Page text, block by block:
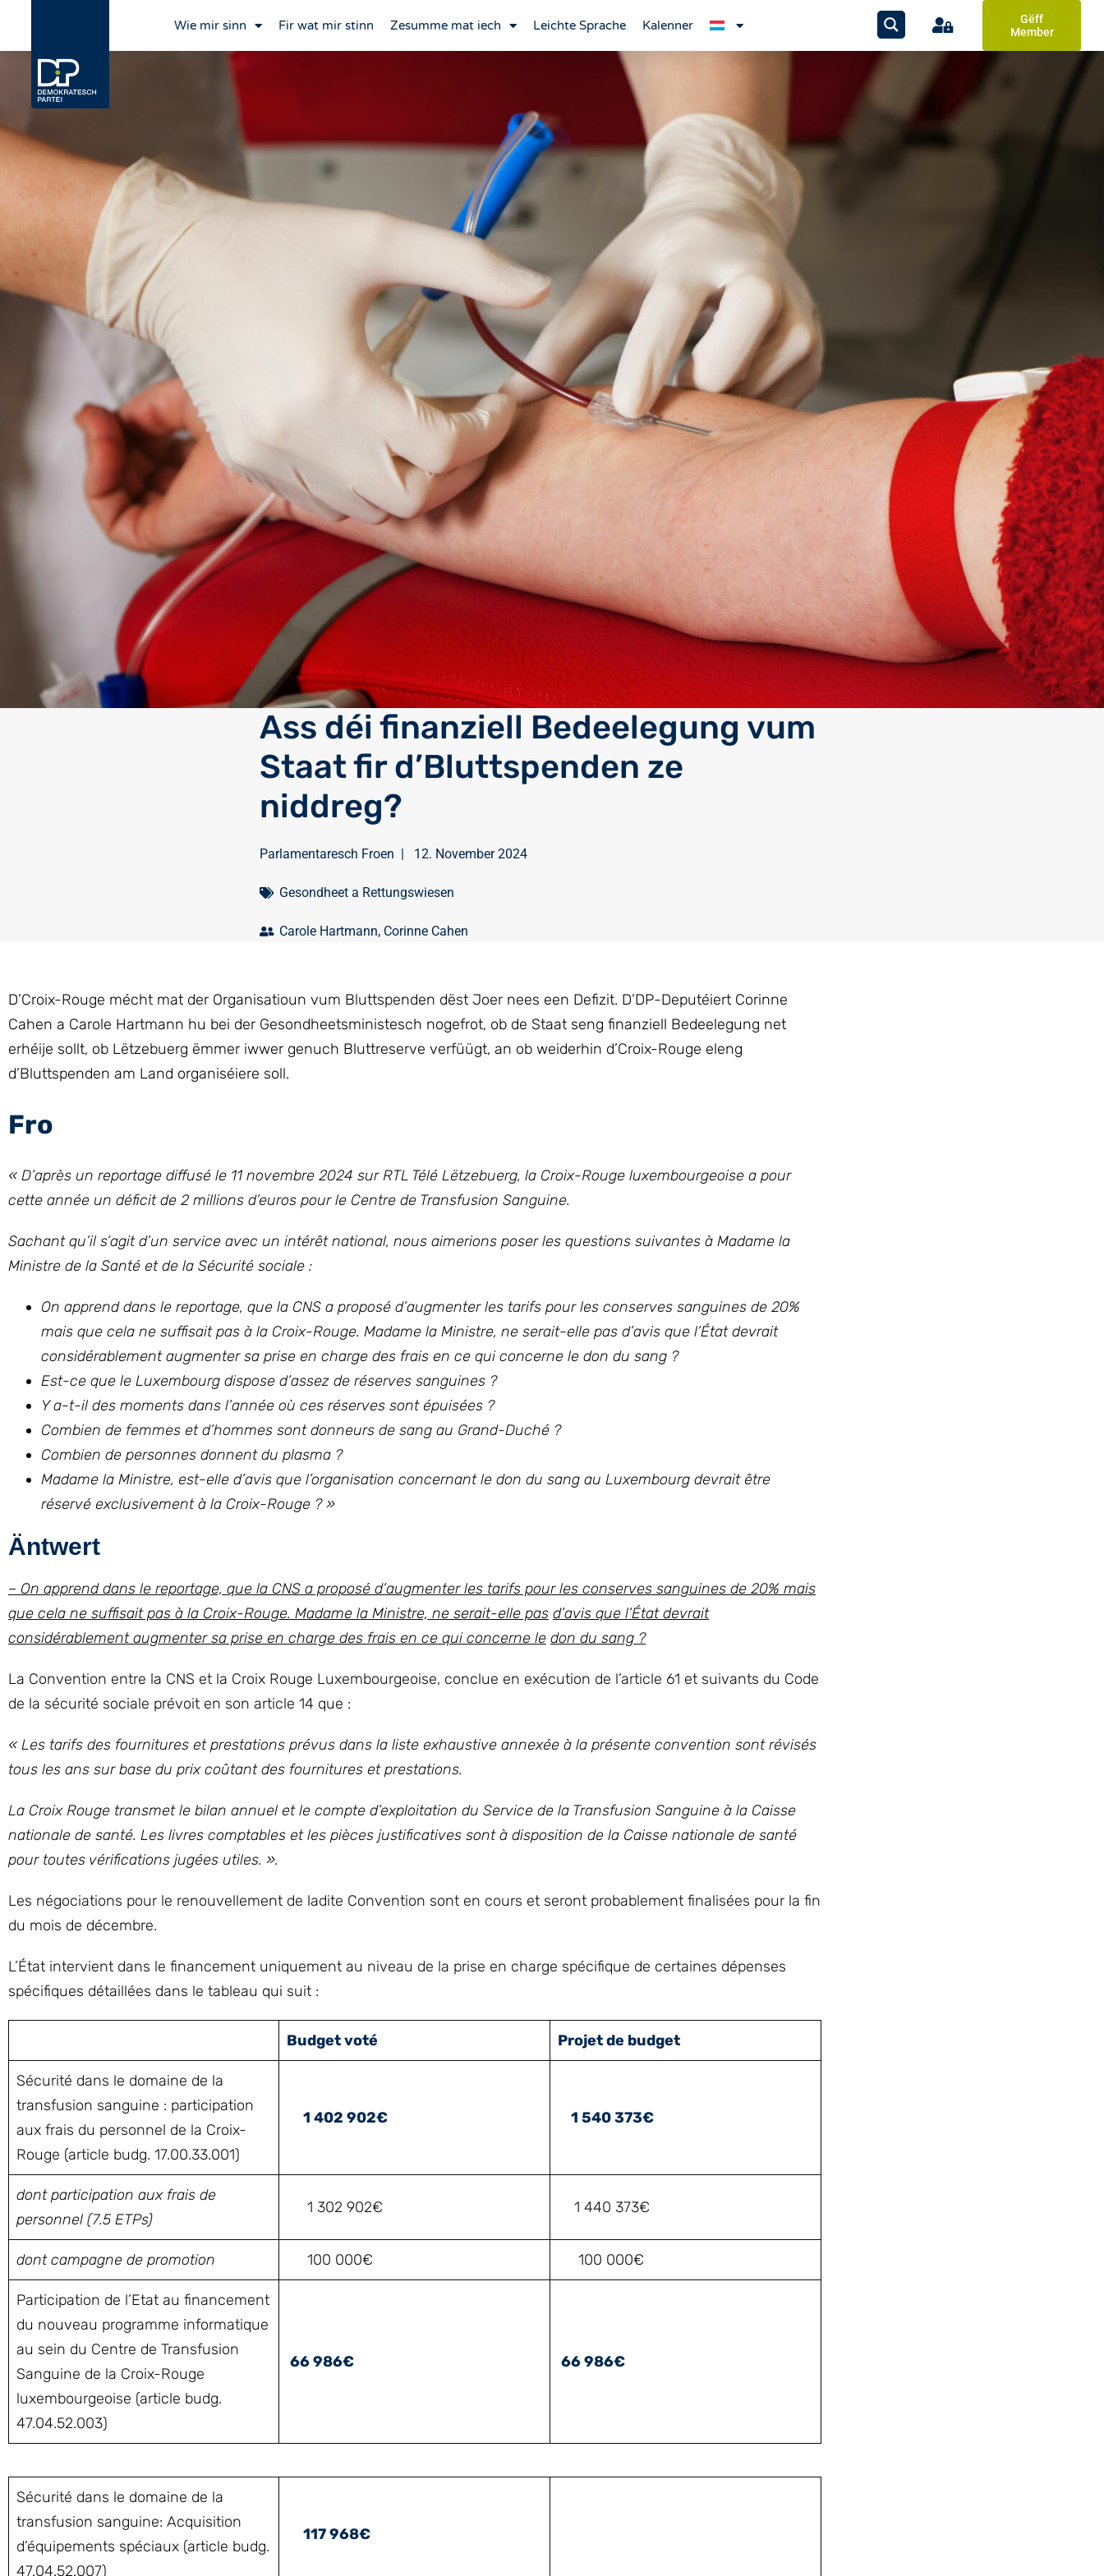
Wie mir sinn Fir wat mir stinn Zesumme mat iech Leichte Sprache Kalenner
Gëff
Member
Ass déi finanziell Bedeelegung vum
Staat fir d’Bluttspenden ze
niddreg?
Parlamentaresch Froen | 12. November 2024
Gesondheet a Rettungswiesen
Carole Hartmann, Corinne Cahen
D’Croix-Rouge mécht mat der Organisatioun vum Bluttspenden dëst Joer nees een Defizit. D’DP-Deputéiert Corinne
Cahen a Carole Hartmann hu bei der Gesondheetsministesch nogefrot, ob de Staat seng finanziell Bedeelegung net
erhéije sollt, ob Lëtzebuerg ëmmer iwwer genuch Bluttreserve verfüügt, an ob weiderhin d’Croix-Rouge eleng
d’Bluttspenden am Land organiséiere soll.
Fro
« D’après un reportage diffusé le 11 novembre 2024 sur RTL Télé Lëtzebuerg, la Croix-Rouge luxembourgeoise a pour
cette année un déficit de 2 millions d’euros pour le Centre de Transfusion Sanguine.
Sachant qu’il s’agit d’un service avec un intérêt national, nous aimerions poser les questions suivantes à Madame la
Ministre de la Santé et de la Sécurité sociale :
On apprend dans le reportage, que la CNS a proposé d’augmenter les tarifs pour les conserves sanguines de 20%
mais que cela ne suffisait pas à la Croix-Rouge. Madame la Ministre, ne serait-elle pas d’avis que l’État devrait
considérablement augmenter sa prise en charge des frais en ce qui concerne le don du sang ?
Est-ce que le Luxembourg dispose d’assez de réserves sanguines ?
Y a-t-il des moments dans l’année où ces réserves sont épuisées ?
Combien de femmes et d’hommes sont donneurs de sang au Grand-Duché ?
Combien de personnes donnent du plasma ?
Madame la Ministre, est-elle d’avis que l’organisation concernant le don du sang au Luxembourg devrait être
réservé exclusivement à la Croix-Rouge ? »
Äntwert
– On apprend dans le reportage, que la CNS a proposé d’augmenter les tarifs pour les conserves sanguines de 20% mais
que cela ne suffisait pas à la Croix-Rouge. Madame la Ministre, ne serait-elle pas d’avis que l’État devrait
considérablement augmenter sa prise en charge des frais en ce qui concerne le don du sang ?
La Convention entre la CNS et la Croix Rouge Luxembourgeoise, conclue en exécution de l’article 61 et suivants du Code
de la sécurité sociale prévoit en son article 14 que :
« Les tarifs des fournitures et prestations prévus dans la liste exhaustive annexée à la présente convention sont révisés
tous les ans sur base du prix coûtant des fournitures et prestations.
La Croix Rouge transmet le bilan annuel et le compte d’exploitation du Service de la Transfusion Sanguine à la Caisse
nationale de santé. Les livres comptables et les pièces justificatives sont à disposition de la Caisse nationale de santé
pour toutes vérifications jugées utiles. ».
Les négociations pour le renouvellement de ladite Convention sont en cours et seront probablement finalisées pour la fin
du mois de décembre.
L’État intervient dans le financement uniquement au niveau de la prise en charge spécifique de certaines dépenses
spécifiques détaillées dans le tableau qui suit :
Budget voté Projet de budget
Sécurité dans le domaine de la
transfusion sanguine : participation
aux frais du personnel de la Croix-
Rouge (article budg. 17.00.33.001)
1 402 902€ 1 540 373€
dont participation aux frais de
personnel (7.5 ETPs)
1 302 902€ 1 440 373€
dont campagne de promotion 100 000€ 100 000€
Participation de l’Etat au financement
du nouveau programme informatique
au sein du Centre de Transfusion
Sanguine de la Croix-Rouge
luxembourgeoise (article budg.
47.04.52.003)
66 986€ 66 986€
Sécurité dans le domaine de la
transfusion sanguine: Acquisition
d’équipements spéciaux (article budg.
47.04.52.007)
117 968€